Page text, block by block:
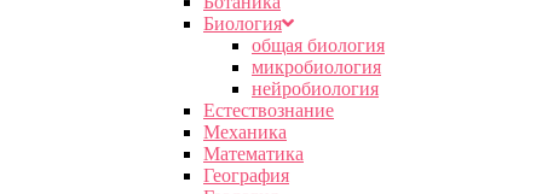
Биология
общая биология
микробиология
нейробиология
Естествознание
Механика
Математика
География